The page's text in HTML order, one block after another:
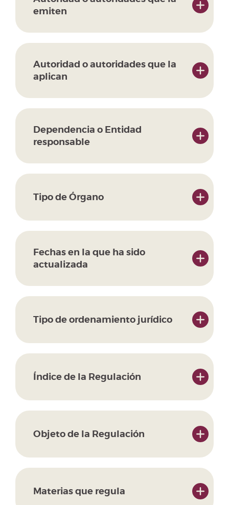
emiten
Autoridad o autoridades que la
aplican
Dependencia o Entidad
responsable
Tipo de Órgano
Fechas en la que ha sido
actualizada
Tipo de ordenamiento jurídico
Índice de la Regulación
Objeto de la Regulación
Materias que regula